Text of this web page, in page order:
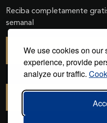
We use cookies on our
experience, provide
analyze our traffic.
Reciba completamente
semanal